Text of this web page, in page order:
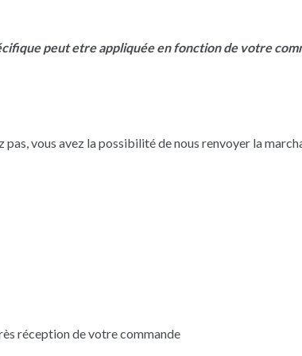
peut etre appliquée en fonction de votre
vous avez la possibilité de nous renvoyer la
réception de votre commande